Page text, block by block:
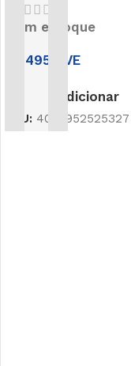
Em estoque
24,495 CVE
Adicionar
SKU: 4059952525327